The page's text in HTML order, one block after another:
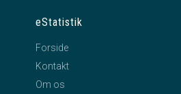
eStatistik
Forside
Kontakt
Om os